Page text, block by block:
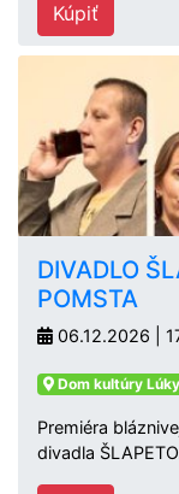
Kúpiť
DIVADLO
POMSTA
06.12.2026 |
Dom kultúry Lúky
Premiéra
divadla